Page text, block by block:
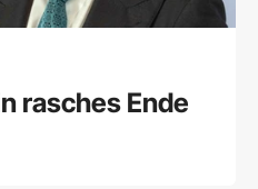
rasches Ende